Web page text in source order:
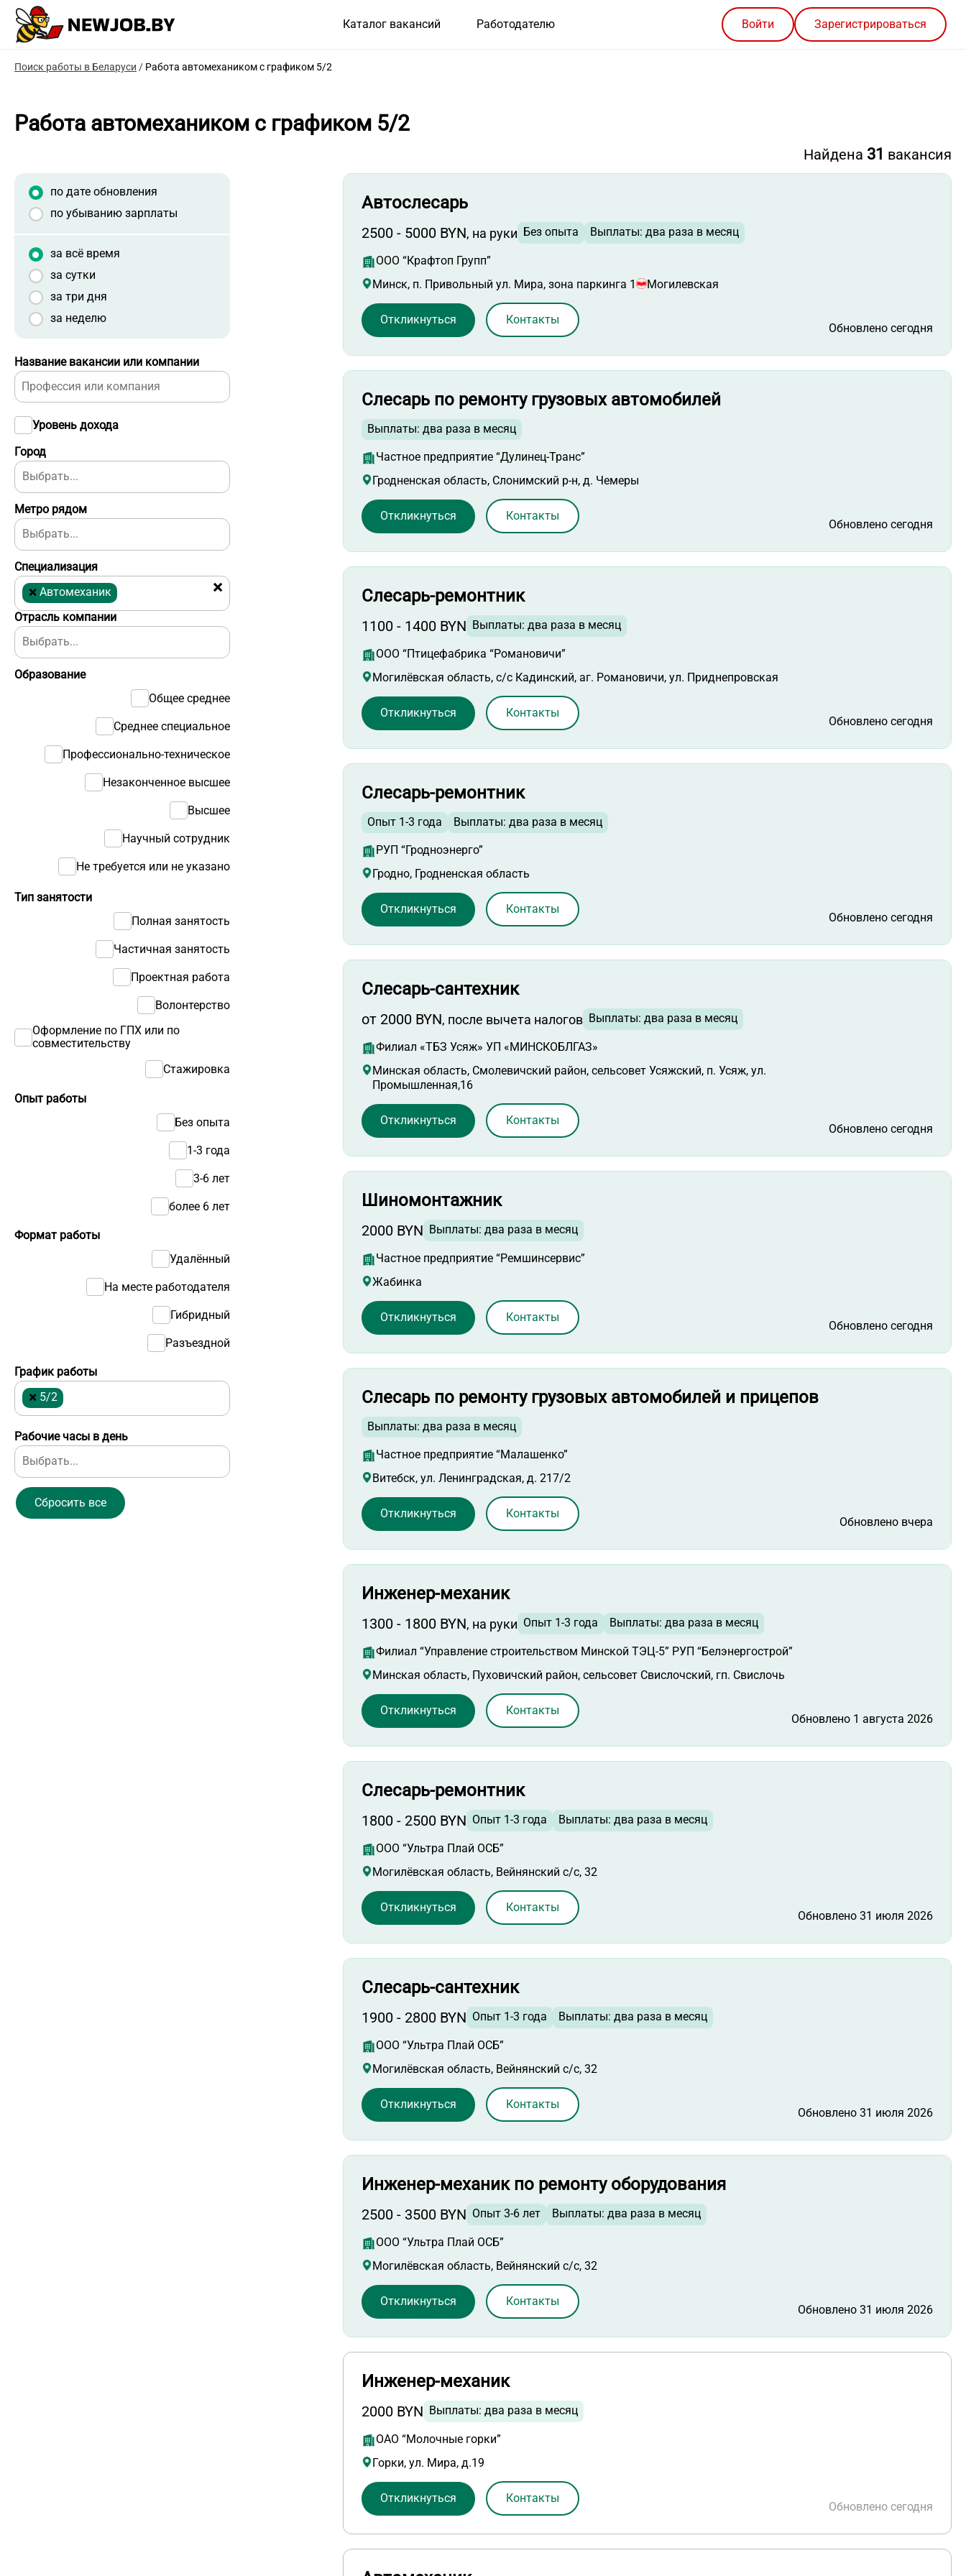
Каталог вакансий Работодателю Войти Зарегистрироваться
Поиск работы в Беларуси / Работа автомехаником с графиком 5/2
Работа автомехаником с графиком 5/2
Отрасль компании
Название вакансии или компании
Тип занятости
Полная занятость
Частичная занятость
Проектная работа
Волонтерство
Оформление по ГПХ или по
совместительству
Стажировка
Город
Уровень дохода
Образование
Общее среднее
Среднее специальное
Профессионально-техническое
Незаконченное высшее
Высшее
Научный сотрудник
Не требуется или не указано
Опыт работы
Без опыта
1-3 года
3-6 лет
более 6 лет
График работы
× 5/2
Рабочие часы в день
Формат работы
Удалённый
На месте работодателя
Гибридный
Разъездной
Сбросить все
Метро рядом
по дате обновления
по убыванию зарплаты
за всё время
за сутки
за три дня
за неделю
Специализация
×
× Автомеханик
Найдена 31 вакансия
Автослесарь
2500 - 5000 BYN, на руки Без опыта Выплаты: два раза в месяц
ООО “Крафтоп Групп”
Минск, п. Привольный ул. Мира, зона паркинга 1
Могилевская
Обновлено сегодня
Откликнуться Контакты
Слесарь по ремонту грузовых автомобилей
Выплаты: два раза в месяц
Частное предприятие “Дулинец-Транс”
Гродненская область, Слонимский р-н, д. Чемеры
Обновлено сегодня
Откликнуться Контакты
Слесарь-ремонтник
1100 - 1400 BYN Выплаты: два раза в месяц
ООО “Птицефабрика “Романовичи”
Могилёвская область, с/с Кадинский, аг. Романовичи, ул. Приднепровская
Обновлено сегодня
Откликнуться Контакты
Слесарь-ремонтник
Опыт 1-3 года Выплаты: два раза в месяц
РУП “Гродноэнерго”
Гродно, Гродненская область
Обновлено сегодня
Откликнуться Контакты
Слесарь-сантехник
от 2000 BYN, после вычета налогов Выплаты: два раза в месяц
Филиал «ТБЗ Усяж» УП «МИНСКОБЛГАЗ»
Минская область, Смолевичский район, сельсовет Усяжский, п. Усяж, ул.
Промышленная,16
Обновлено сегодня
Откликнуться Контакты
Шиномонтажник
2000 BYN Выплаты: два раза в месяц
Частное предприятие “Ремшинсервис”
Жабинка
Обновлено сегодня
Откликнуться Контакты
Слесарь по ремонту грузовых автомобилей и прицепов
Выплаты: два раза в месяц
Частное предприятие “Малашенко”
Витебск, ул. Ленинградская, д. 217/2
Обновлено вчера
Откликнуться Контакты
Инженер-механик
1300 - 1800 BYN, на руки Опыт 1-3 года Выплаты: два раза в месяц
Филиал “Управление строительством Минской ТЭЦ-5” РУП “Белэнергострой”
Минская область, Пуховичский район, сельсовет Свислочский, гп. Свислочь
Обновлено 1 августа 2026
Откликнуться Контакты
Слесарь-ремонтник
1800 - 2500 BYN Опыт 1-3 года Выплаты: два раза в месяц
ООО “Ультра Плай ОСБ”
Могилёвская область, Вейнянский с/с, 32
Обновлено 31 июля 2026
Откликнуться Контакты
Слесарь-сантехник
1900 - 2800 BYN Опыт 1-3 года Выплаты: два раза в месяц
ООО “Ультра Плай ОСБ”
Могилёвская область, Вейнянский с/с, 32
Обновлено 31 июля 2026
Откликнуться Контакты
Инженер-механик по ремонту оборудования
2500 - 3500 BYN Опыт 3-6 лет Выплаты: два раза в месяц
ООО “Ультра Плай ОСБ”
Могилёвская область, Вейнянский с/с, 32
Обновлено 31 июля 2026
Откликнуться Контакты
Инженер-механик
2000 BYN Выплаты: два раза в месяц
ОАО “Молочные горки”
Горки, ул. Мира, д.19
Обновлено сегодня
Откликнуться Контакты